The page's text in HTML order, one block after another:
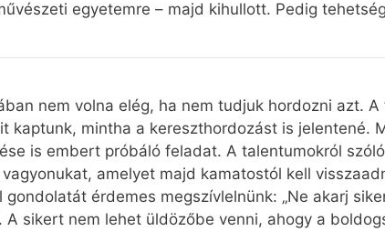
egyetemre – majd kihullott. Pedig
nem volna elég, ha nem tudjuk hordozni azt.
kaptunk, mintha a kereszthordozást is jelentené.
is embert próbáló feladat. A talentumokról
amelyet majd kamatostól kell
gondolatát érdemes megszívlelnünk: „Ne akarj
sikert nem lehet üldözőbe venni, ahogy a